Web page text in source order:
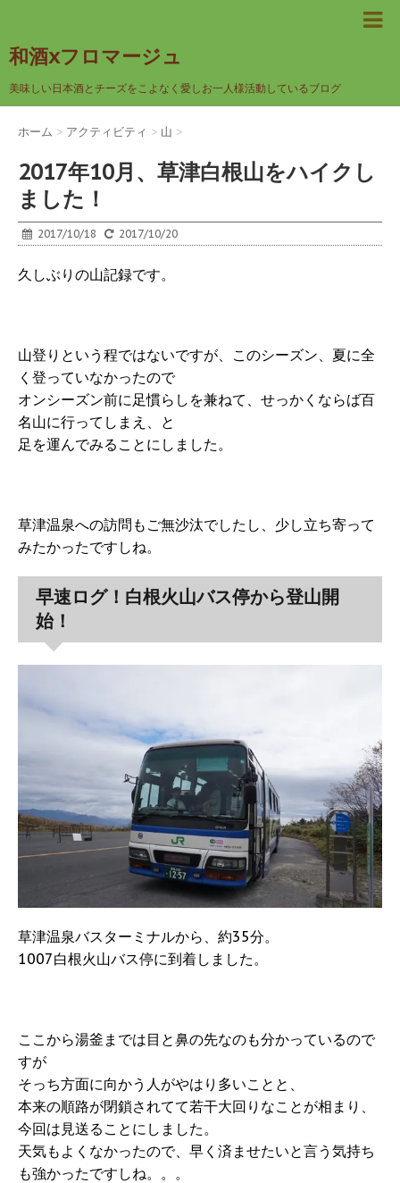
和酒xフロマージュ
美味しい日本酒とチーズをこよなく愛しお一人様活動しているブログ
ホーム > アクティビティ > 山 >
2017年10月、草津白根山をハイクし
ました！
2017/10/18 2017/10/20
久しぶりの山記録です。
山登りという程ではないですが、このシーズン、夏に全
く登っていなかったので
オンシーズン前に足慣らしを兼ねて、せっかくならば百
名山に行ってしまえ、と
足を運んでみることにしました。
草津温泉への訪問もご無沙汰でしたし、少し立ち寄って
みたかったですしね。
早速ログ！白根火山バス停から登山開
始！
草津温泉バスターミナルから、約35分。
1007白根火山バス停に到着しました。
ここから湯釜までは目と鼻の先なのも分かっているので
すが
そっち方面に向かう人がやはり多いことと、
本来の順路が閉鎖されてて若干大回りなことが相まり、
今回は見送ることにしました。
天気もよくなかったので、早く済ませたいと言う気持ち
も強かったですしね。。。